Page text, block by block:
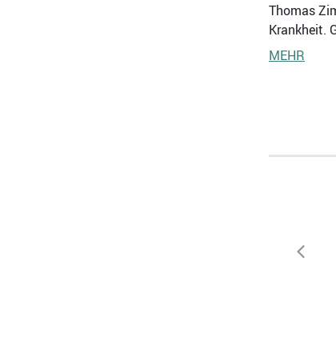
Thomas
Krankheit.
MEHR
zurück